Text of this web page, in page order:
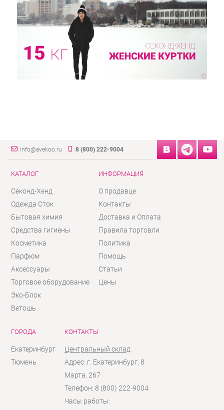
info@avekoo.ru 8 (800) 222-9004
КАТАЛОГ
Секонд-Хенд
Одежда Сток
Бытовая химия
Средства гигиены
Косметика
Парфюм
Аксессуары
Торговое оборудование
Эко-Блок
Ветошь
ИНФОРМАЦИЯ
О продавце
Контакты
Доставка и Оплата
Правила торговли
Политика
Помощь
Статьи
Цены
ГОРОДА
Екатеринбург
Тюмень
КОНТАКТЫ
Центральный склад
Адрес: г. Екатеринбург, 8
Марта, 267
Телефон: 8 (800) 222-9004
Часы работы: